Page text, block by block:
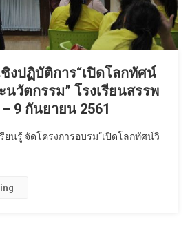
งปฏิบัติการ“เปิดโลกทัศน์
วัตกรรม” โรงเรียนสรรพ
9 กันยายน 2561
ยนรู้ จัดโครงการอบรม“เปิดโลกทัศน์วิ